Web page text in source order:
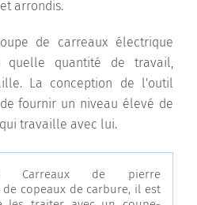
arrondis.
de carreaux électrique
quantité de travail,
La conception de l'outil
fournir un niveau élevé de
travaille avec lui.
Carreaux de pierre
de copeaux de carbure, il est